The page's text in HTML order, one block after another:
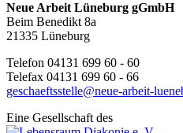
Neue Arbeit Lüneburg gGmbH
Beim Benedikt 8a
21335 Lüneburg
Telefon 04131 699 60 - 60
Telefax 04131 699 60 - 66
geschaeftsstelle@neue-arbeit-
Eine Gesellschaft des